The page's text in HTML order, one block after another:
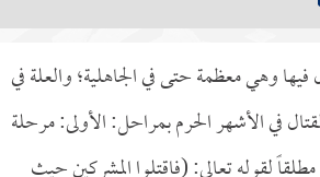
وهي معظمة حتى في الجاهلية؛ والعلة في
في الأشهر الحرم بمراحل: الأولى: مرحلة